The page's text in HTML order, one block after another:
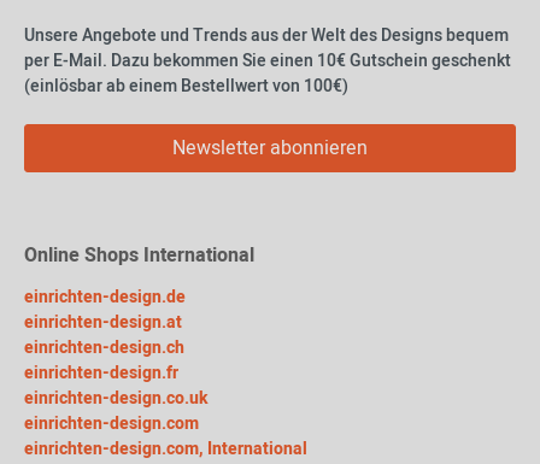
Unsere Angebote und Trends aus der Welt des Designs bequem
per E-Mail. Dazu bekommen Sie einen 10€ Gutschein geschenkt
(einlösbar ab einem Bestellwert von 100€)
Newsletter abonnieren
Online Shops International
einrichten-design.de
einrichten-design.at
einrichten-design.ch
einrichten-design.fr
einrichten-design.co.uk
einrichten-design.com
einrichten-design.com, International